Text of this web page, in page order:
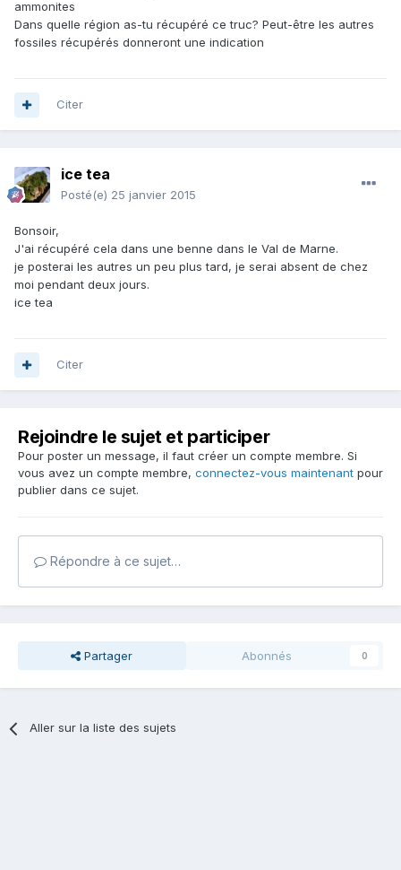
ammonites
Dans quelle région as-tu récupéré ce truc? Peut-être les autres
fossiles récupérés donneront une indication
Citer
ice tea
Posté(e) 25 janvier 2015
Bonsoir,
J'ai récupéré cela dans une benne dans le Val de Marne.
je posterai les autres un peu plus tard, je serai absent de chez
moi pendant deux jours.
ice tea
Citer
Rejoindre le sujet et participer
Pour poster un message, il faut créer un compte membre. Si
vous avez un compte membre, connectez-vous maintenant pour
publier dans ce sujet.
Répondre à ce sujet…
Partager Abonnés 0
Aller sur la liste des sujets